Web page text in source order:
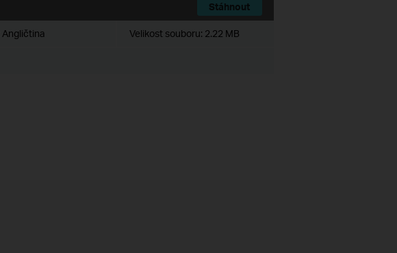
Stáhnout
Angličtina Velikost souboru: 2.22 MB